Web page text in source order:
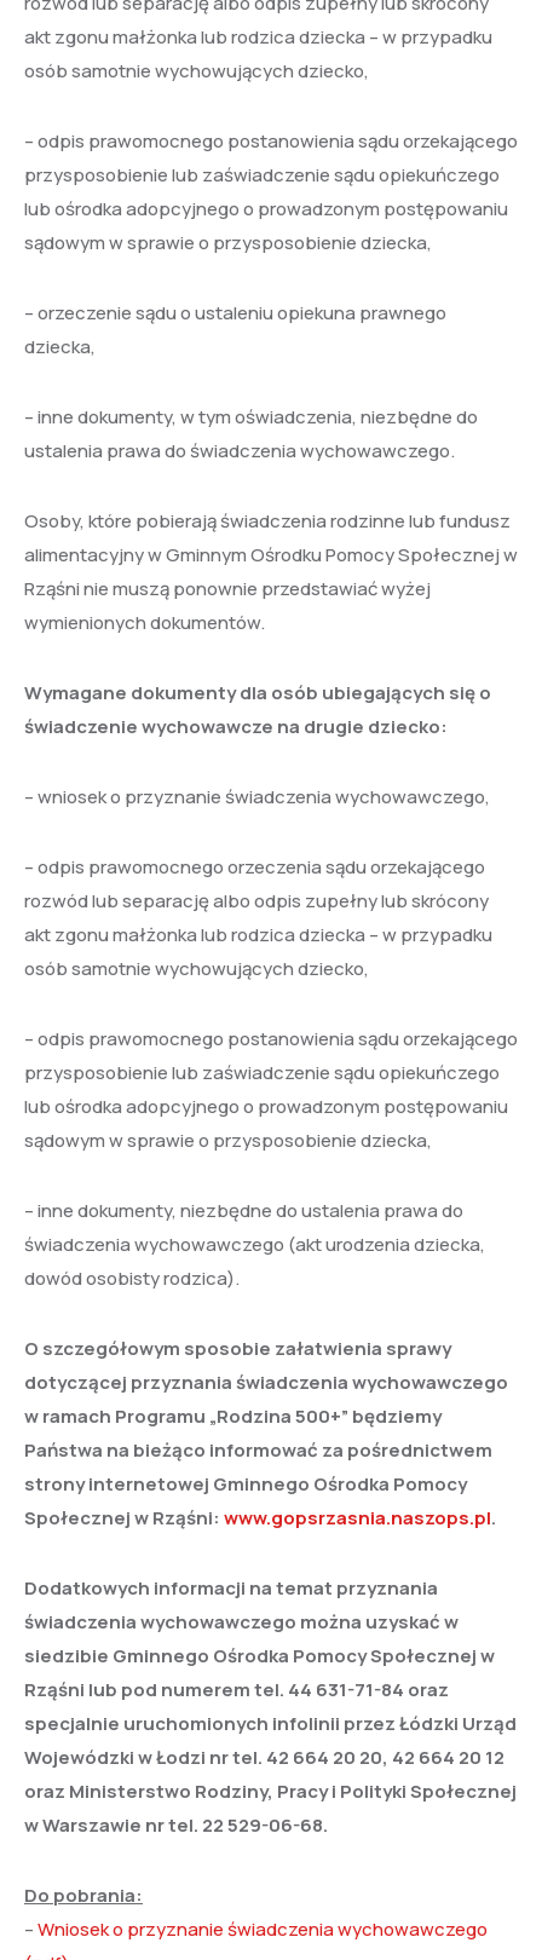
akt zgonu małżonka lub rodzica dziecka – w przypadku
osób samotnie wychowujących dziecko,
– odpis prawomocnego postanowienia sądu orzekającego
przysposobienie lub zaświadczenie sądu opiekuńczego
lub ośrodka adopcyjnego o prowadzonym postępowaniu
sądowym w sprawie o przysposobienie dziecka,
– orzeczenie sądu o ustaleniu opiekuna prawnego
dziecka,
– inne dokumenty, w tym oświadczenia, niezbędne do
ustalenia prawa do świadczenia wychowawczego.
Osoby, które pobierają świadczenia rodzinne lub fundusz
alimentacyjny w Gminnym Ośrodku Pomocy Społecznej w
Rząśni nie muszą ponownie przedstawiać wyżej
wymienionych dokumentów.
Wymagane dokumenty dla osób ubiegających się o
świadczenie wychowawcze na drugie dziecko:
– wniosek o przyznanie świadczenia wychowawczego,
– odpis prawomocnego orzeczenia sądu orzekającego
rozwód lub separację albo odpis zupełny lub skrócony
akt zgonu małżonka lub rodzica dziecka – w przypadku
osób samotnie wychowujących dziecko,
– odpis prawomocnego postanowienia sądu orzekającego
przysposobienie lub zaświadczenie sądu opiekuńczego
lub ośrodka adopcyjnego o prowadzonym postępowaniu
sądowym w sprawie o przysposobienie dziecka,
– inne dokumenty, niezbędne do ustalenia prawa do
świadczenia wychowawczego (akt urodzenia dziecka,
dowód osobisty rodzica).
O szczegółowym sposobie załatwienia sprawy
dotyczącej przyznania świadczenia wychowawczego
w ramach Programu „Rodzina 500+” będziemy
Państwa na bieżąco informować za pośrednictwem
strony internetowej Gminnego Ośrodka Pomocy
Społecznej w Rząśni: www.gopsrzasnia.naszops.pl.
Dodatkowych informacji na temat przyznania
świadczenia wychowawczego można uzyskać w
siedzibie Gminnego Ośrodka Pomocy Społecznej w
Rząśni lub pod numerem tel. 44 631-71-84 oraz
specjalnie uruchomionych infolinii przez Łódzki Urząd
Wojewódzki w Łodzi nr tel. 42 664 20 20, 42 664 20 12
oraz Ministerstwo Rodziny, Pracy i Polityki Społecznej
w Warszawie nr tel. 22 529-06-68.
Do pobrania:
–Wniosek o przyznanie świadczenia wychowawczego